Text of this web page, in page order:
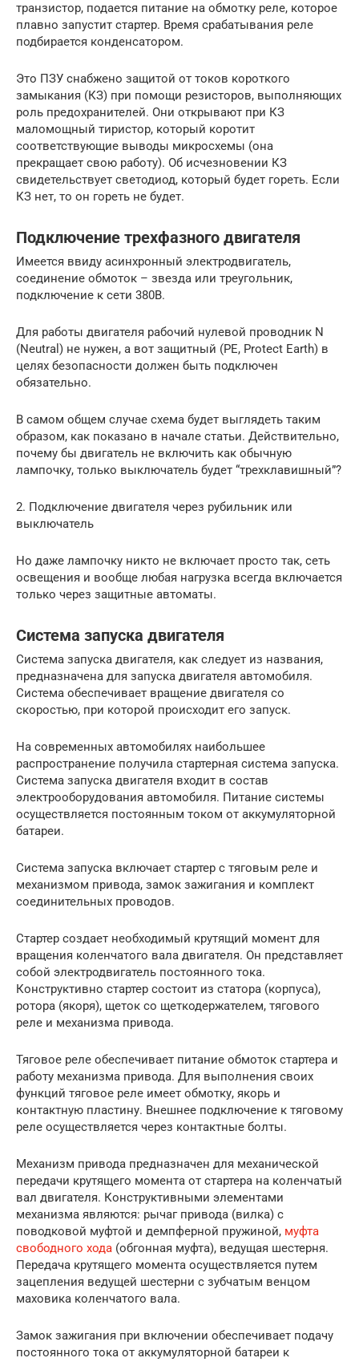
транзистор, подается питание на обмотку реле, которое
плавно запустит стартер. Время срабатывания реле
подбирается конденсатором.
Это ПЗУ снабжено защитой от токов короткого
замыкания (КЗ) при помощи резисторов, выполняющих
роль предохранителей. Они открывают при КЗ
маломощный тиристор, который коротит
соответствующие выводы микросхемы (она
прекращает свою работу). Об исчезновении КЗ
свидетельствует светодиод, который будет гореть. Если
КЗ нет, то он гореть не будет.
Подключение трехфазного двигателя
Имеется ввиду асинхронный электродвигатель,
соединение обмоток – звезда или треугольник,
подключение к сети 380В.
Для работы двигателя рабочий нулевой проводник N
(Neutral) не нужен, а вот защитный (PE, Protect Earth) в
целях безопасности должен быть подключен
обязательно.
В самом общем случае схема будет выглядеть таким
образом, как показано в начале статьи. Действительно,
почему бы двигатель не включить как обычную
лампочку, только выключатель будет “трехклавишный”?
2. Подключение двигателя через рубильник или
выключатель
Но даже лампочку никто не включает просто так, сеть
освещения и вообще любая нагрузка всегда включается
только через защитные автоматы.
Система запуска двигателя
Система запуска двигателя, как следует из названия,
предназначена для запуска двигателя автомобиля.
Система обеспечивает вращение двигателя со
скоростью, при которой происходит его запуск.
На современных автомобилях наибольшее
распространение получила стартерная система запуска.
Система запуска двигателя входит в состав
электрооборудования автомобиля. Питание системы
осуществляется постоянным током от аккумуляторной
батареи.
Система запуска включает стартер с тяговым реле и
механизмом привода, замок зажигания и комплект
соединительных проводов.
Стартер создает необходимый крутящий момент для
вращения коленчатого вала двигателя. Он представляет
собой электродвигатель постоянного тока.
Конструктивно стартер состоит из статора (корпуса),
ротора (якоря), щеток со щеткодержателем, тягового
реле и механизма привода.
Тяговое реле обеспечивает питание обмоток стартера и
работу механизма привода. Для выполнения своих
функций тяговое реле имеет обмотку, якорь и
контактную пластину. Внешнее подключение к тяговому
реле осуществляется через контактные болты.
Механизм привода предназначен для механической
передачи крутящего момента от стартера на коленчатый
вал двигателя. Конструктивными элементами
механизма являются: рычаг привода (вилка) с
поводковой муфтой и демпферной пружиной, муфта
свободного хода (обгонная муфта), ведущая шестерня.
Передача крутящего момента осуществляется путем
зацепления ведущей шестерни с зубчатым венцом
маховика коленчатого вала.
Замок зажигания при включении обеспечивает подачу
постоянного тока от аккумуляторной батареи к